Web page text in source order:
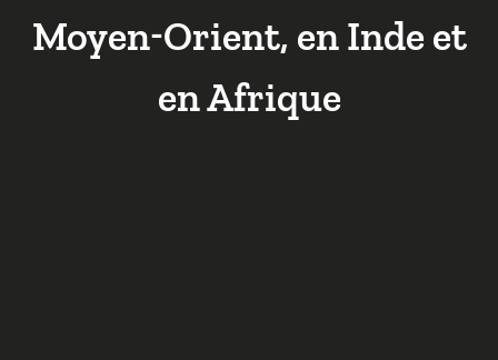
Moyen-Orient, en Inde et
en Afrique